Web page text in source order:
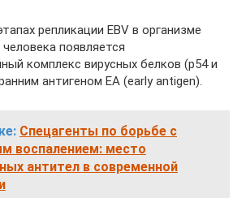
репликации EBV в организме
появляется
комплекс вирусных белков (р54 и
антигеном ЕА (early antigen).
Спецагенты по борьбе с
воспалением: место
антител в современной